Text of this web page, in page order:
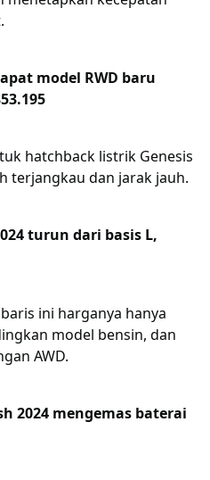
model RWD baru
hatchback listrik Genesis
terjangkau dan jarak jauh.
turun dari basis L,
ini harganya hanya
model bensin, dan
AWD.
2024 mengemas baterai